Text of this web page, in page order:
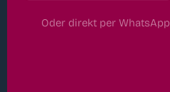
Oder direkt per